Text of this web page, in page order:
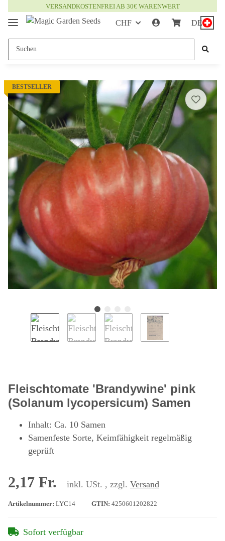
VERSANDKOSTENFREI AB 30€ WARENWERT
CHF DE
BESTSELLER
Fleischtomate 'Brandywine' pink
(Solanum lycopersicum) Samen
Inhalt: Ca. 10 Samen
Samenfeste Sorte, Keimfähigkeit regelmäßig
geprüft
2,17 Fr. inkl. USt. , zzgl. Versand
Artikelnummer: LYC14 GTIN: 4250601202822
Sofort verfügbar